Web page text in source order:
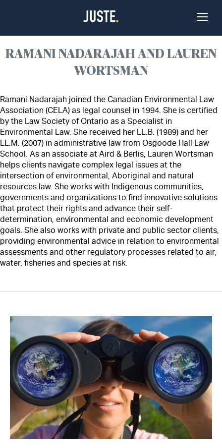
RAMANI NADARAJAH AND LAUREN
WORTSMAN
Ramani Nadarajah joined the Canadian Environmental Law
Association (CELA) as legal counsel in 1994. She is certified
by the Law Society of Ontario as a Specialist in
Environmental Law. She received her LL.B. (1989) and her
LL.M. (2007) in administrative law from Osgoode Hall Law
School. As an associate at Aird & Berlis, Lauren Wortsman
helps clients navigate complex legal issues at the
intersection of environmental, Aboriginal and natural
resources law. She works with Indigenous communities,
governments and organizations to find innovative solutions
that protect their rights and advance their self-
determination, environmental and economic development
goals. She also works with private and public sector clients,
providing environmental advice in relation to environmental
assessments and other regulatory processes related to air,
water, fisheries and species at risk.